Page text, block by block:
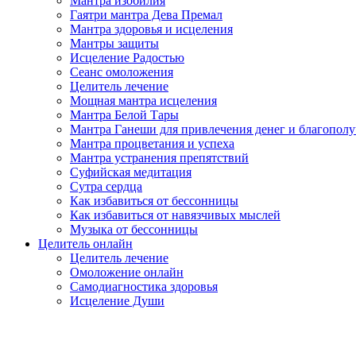
Гаятри мантра Дева Премал
Мантра здоровья и исцеления
Мантры защиты
Исцеление Радостью
Сеанс омоложения
Целитель лечение
Мощная мантра исцеления
Мантра Белой Тары
Мантра Ганеши для привлечения денег и
Мантра процветания и успеха
Мантра устранения препятствий
Суфийская медитация
Сутра сердца
Как избавиться от бессонницы
Как избавиться от навязчивых мыслей
Музыка от бессонницы
Целитель онлайн
Целитель лечение
Омоложение онлайн
Самодиагностика здоровья
Исцеление Души